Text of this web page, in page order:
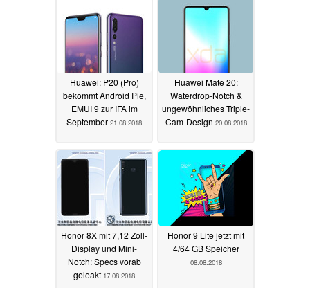
Huawei: P20 (Pro)
bekommt Android Pie,
EMUI 9 zur IFA im
September 21.08.2018
Huawei Mate 20:
Waterdrop-Notch &
ungewöhnliches Triple-
Cam-Design 20.08.2018
Honor 8X mit 7,12 Zoll-
Display und Mini-
Notch: Specs vorab
geleakt 17.08.2018
Honor 9 Lite jetzt mit
4/64 GB Speicher
08.08.2018